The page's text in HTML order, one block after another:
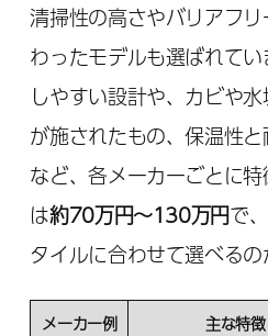
清掃性の高さやバリアフ
わったモデルも選ばれて
しやすい設計や、カビや
が施されたもの、保温性
など、各メーカーごとに
は約70万円〜130万円で
タイルに合わせて選べるの
メーカー例 主な特徴